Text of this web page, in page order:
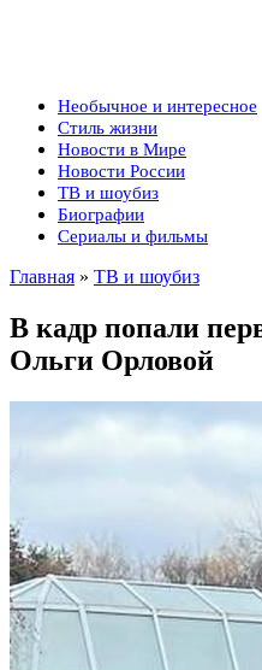
Необычное и интересное
Стиль жизни
Новости в Мире
Новости России
ТВ и шоубиз
Биографии
Сериалы и фильмы
Главная » ТВ и шоубиз
В кадр попали
Ольги Орловой